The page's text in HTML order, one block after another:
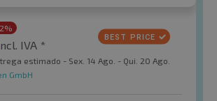
IVA *
estimado - Sex. 14 Ago. - Qui. 20 Ago.
GmbH